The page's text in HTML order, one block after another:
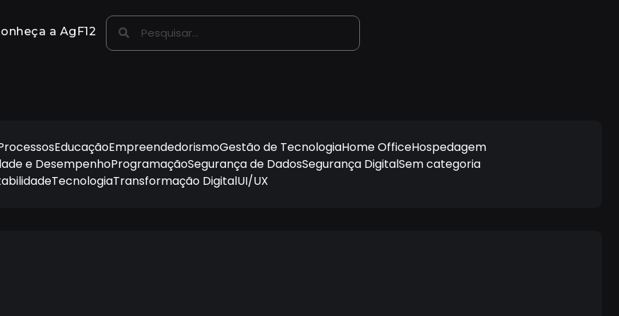
a AgF12
EducaçãoEmpreendedorismoGestão de TecnologiaHome OfficeHospedagem
e DesempenhoProgramaçãoSegurança de DadosSegurança DigitalSem categoria
TecnologiaTransformação DigitalUI/UX